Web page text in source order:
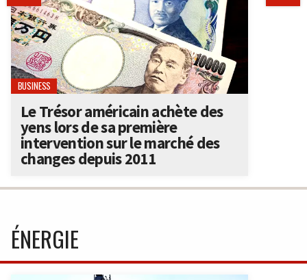
BUSINESS
Le Trésor américain achète des
yens lors de sa première
intervention sur le marché des
changes depuis 2011
ÉNERGIE